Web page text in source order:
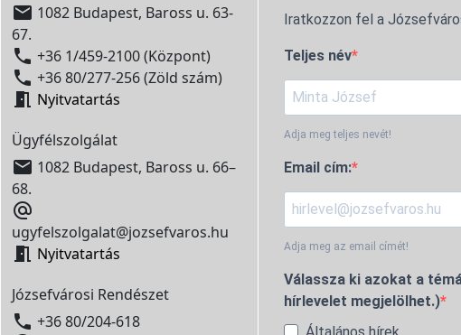
 1082 Budapest, Baross u. 63-
67.
 +36 1/459-2100 (Központ)
 +36 80/277-256 (Zöld szám)
 Nyitvatartás
Ügyfélszolgálat
 1082 Budapest, Baross u. 66–
68.

ugyfelszolgalat@jozsefvaros.hu
 Nyitvatartás
Józsefvárosi Rendészet
 +36 80/204-618
Iratkozzon fel a
Teljes név
Adja meg teljes nevét!
Email cím:
Adja meg az email címét!
Válassza ki azokat a
hírlevelet megjelölhet.)
Általános hírek